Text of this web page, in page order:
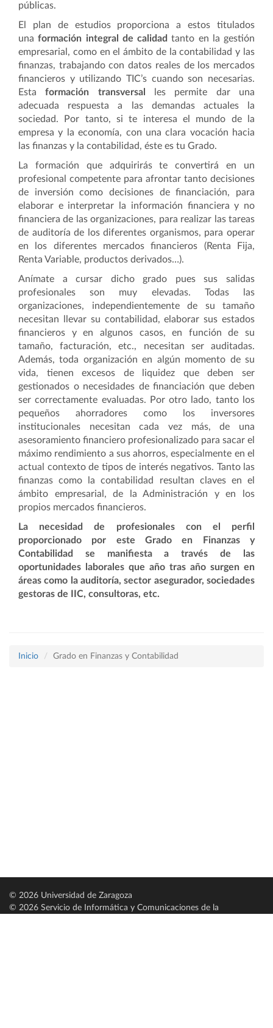
públicas.
El plan de estudios proporciona a estos titulados
unaformación integral de calidad tanto en la gestión
empresarial, como en el ámbito de la contabilidad y las
finanzas, trabajando con datos reales de los mercados
financieros y utilizando TIC’s cuando son necesarias.
Estaformación transversal
les permite dar una
adecuada respuesta a las demandas actuales la
sociedad. Por tanto, si te interesa el mundo de la
empresa y la economía, con una clara vocación hacia
las finanzas y la contabilidad, éste es tu Grado.
La formación que adquirirás te convertirá en un
profesional competente para afrontar tanto decisiones
de inversión como decisiones de financiación, para
elaborar e interpretar la información financiera y no
financiera de las organizaciones, para realizar las tareas
de auditoría de los diferentes organismos, para operar
en los diferentes mercados financieros (Renta Fija,
Renta Variable, productos derivados…).
Anímate a cursar dicho grado pues sus salidas
profesionales son muy elevadas. Todas las
organizaciones, independientemente de su tamaño
necesitan llevar su contabilidad, elaborar sus estados
financieros y en algunos casos, en función de su
tamaño, facturación, etc., necesitan ser auditadas.
Además, toda organización en algún momento de su
vida, tienen excesos de liquidez que deben ser
gestionados o necesidades de financiación que deben
ser correctamente evaluadas. Por otro lado, tanto los
pequeños ahorradores como los inversores
institucionales necesitan cada vez más, de una
asesoramiento financiero profesionalizado para sacar el
máximo rendimiento a sus ahorros, especialmente en el
actual contexto de tipos de interés negativos. Tanto las
finanzas como la contabilidad resultan claves en el
ámbito empresarial, de la Administración y en los
propios mercados financieros.
La necesidad de profesionales con el perfil
proporcionado por este Grado en Finanzas y
Contabilidad se manifiesta a través de las
oportunidades laborales que año tras año surgen en
áreas como la auditoría, sector asegurador, sociedades
gestoras de IIC, consultoras, etc.
Inicio Grado en Finanzas y Contabilidad
© 2026 Universidad de Zaragoza
© 2026 Servicio de Informática y Comunicaciones de la